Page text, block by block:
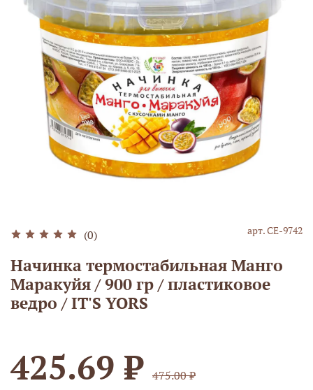
(0) арт.СЕ-9742
Начинка термостабильная Манго
Маракуйя / 900 гр / пластиковое
ведро / IT'S YORS
425.69 ₽ 475.00 ₽